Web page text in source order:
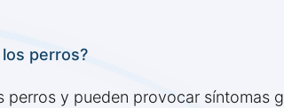
perros?
perros y pueden provocar síntomas